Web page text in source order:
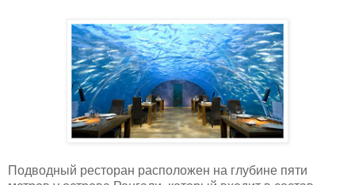
Подводный ресторан расположен на глубине пяти